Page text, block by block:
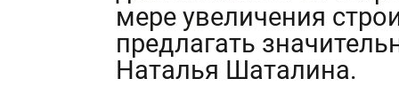
мере увеличения
предлагать
Наталья Шаталина.